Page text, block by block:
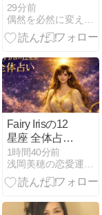
転する習慣5
選と実践ロー
ドマップ
29分前
偶然を必然に変えるアルゴリズム
Fairy Irisの12
星座 全体占い
✨
1時間40分前
浅岡美穂の恋愛運UPしま専科 Be happy tog…